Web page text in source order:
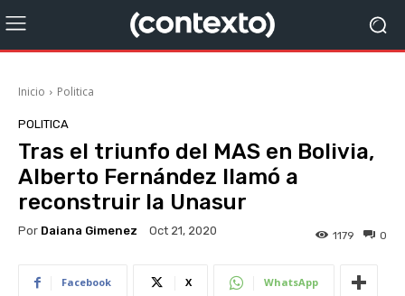
Inicio Politica
POLITICA
Tras el triunfo del MAS en Bolivia,
Alberto Fernández llamó a
reconstruir la Unasur
Por Daiana Gimenez Oct 21, 2020 0
1179
Facebook X WhatsApp